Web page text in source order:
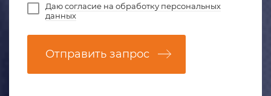
Даюсогласие на обработку персональных
данных
Отправить запрос